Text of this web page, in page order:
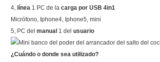
4, línea 1 PC de la carga por USB 4in1
Micrófono, Iphone4, Iphone5, mini
5, PC del manual 1 del usuario
¿Cuándo o donde sea utilizado?